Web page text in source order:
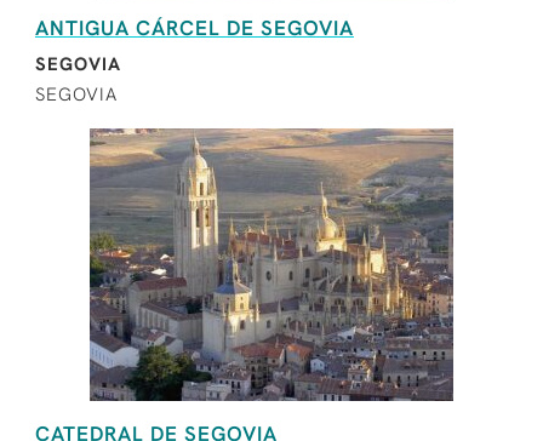
ANTIGUA CÁRCEL DE SEGOVIA
SEGOVIA
SEGOVIA
CATEDRAL DE SEGOVIA